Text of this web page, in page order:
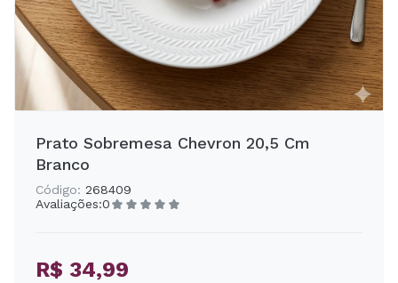
Prato Sobremesa Chevron 20,5 Cm
Branco
Código: 268409
Avaliações:0
R$ 34,99